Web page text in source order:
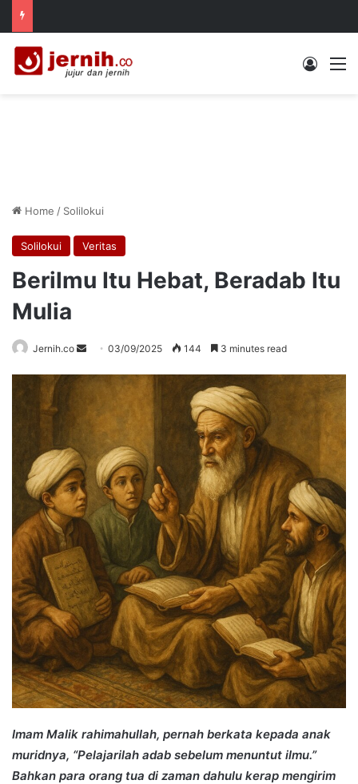
Log In
Home / Solilokui
Solilokui Veritas
Berilmu Itu Hebat, Beradab Itu
Mulia
Jernih.co
Send
email
03/09/2025 144 3 minutes read
Imam Malik rahimahullah, pernah berkata kepada anak
muridnya, “Pelajarilah adab sebelum menuntut ilmu.”
Bahkan para orang tua di zaman dahulu kerap mengirim